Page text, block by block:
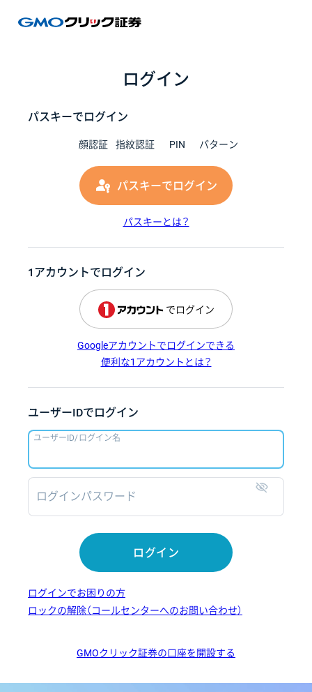
ログイン
パスキーでログイン
顔認証 指紋認証 PIN パターン
パスキーでログイン
パスキーとは？
1アカウントでログイン
でログイン
Googleアカウントでログインできる
便利な1アカウントとは？
ユーザーIDでログイン
ユーザーID/ログイン名
ログインパスワード
ログイン
ログインでお困りの方
ロックの解除（コールセンターへのお問い合わせ）
GMOクリック証券の口座を開設する